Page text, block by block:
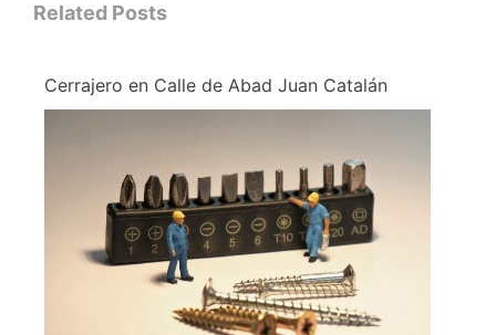
Related Posts
Cerrajero en Calle de Abad Juan Catalán